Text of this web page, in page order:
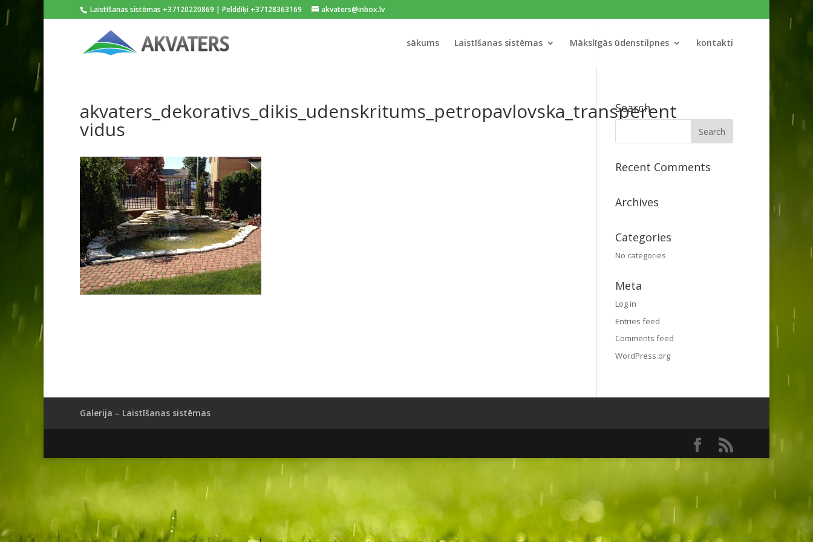
Laistīšanas sistēmas +37120220869 | Pelddīķi +37128363169 akvaters@inbox.lv
sākums Laistīšanas sistēmas Mākslīgās ūdenstilpnes kontakti
akvaters_dekorativs_dikis_udenskritums_petropavlovska_transperent
vidus
Search
Recent Comments
Archives
Categories
No categories
Meta
Log in
Entries feed
Comments feed
WordPress.org
Galerija – Laistīšanas sistēmas